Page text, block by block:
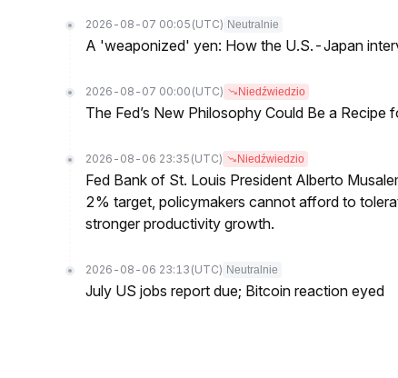
2026-08-07 00:05 (UTC) Neutralnie
A 'weaponized' yen: How the U.S.-Japan
2026-08-07 00:00 (UTC) Niedźwiedzio
The Fed’s New Philosophy Could Be a Recipe
2026-08-06 23:35 (UTC) Niedźwiedzio
Fed Bank of St. Louis President Alberto
2% target, policymakers cannot afford to
stronger productivity growth.
2026-08-06 23:13 (UTC) Neutralnie
July US jobs report due; Bitcoin reaction eyed